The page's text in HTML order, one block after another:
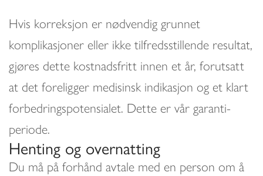
Hvis korreksjon er nødvendig grunnet
komplikasjoner eller ikke tilfredsstillende resultat,
gjøres dette kostnadsfritt innen et år, forutsatt
at det foreligger medisinsk indikasjon og et klart
forbedringspotensialet. Dette er vår garanti-
periode.
Henting og overnatting
Du må på forhånd avtale med en person om å